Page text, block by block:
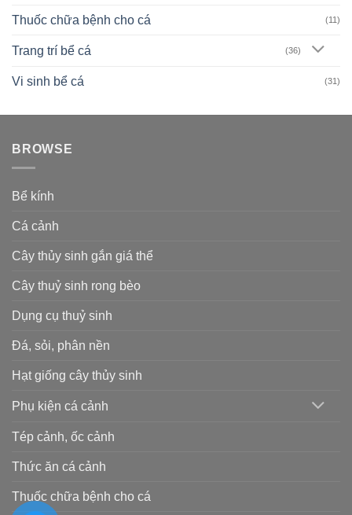
Thuốc chữa bệnh cho cá (11)
Trang trí bể cá (36)
Vi sinh bể cá (31)
BROWSE
Bể kính
Cá cảnh
Cây thủy sinh gắn giá thể
Cây thuỷ sinh rong bèo
Dụng cụ thuỷ sinh
Đá, sỏi, phân nền
Hạt giống cây thủy sinh
Phụ kiện cá cảnh
Tép cảnh, ốc cảnh
Thức ăn cá cảnh
Thuốc chữa bệnh cho cá